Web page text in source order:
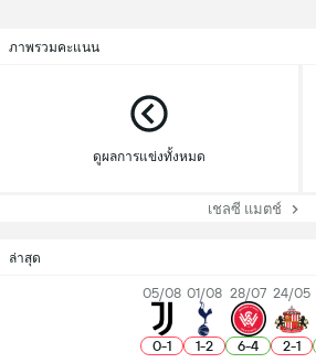
ภาพรวมคะแนน
ดูผลการแข่งทั้งหมด
เชลซี แมตช์
ล่าสุด
05/08
0-1
01/08
1-2
28/07
6-4
24/05
2-1